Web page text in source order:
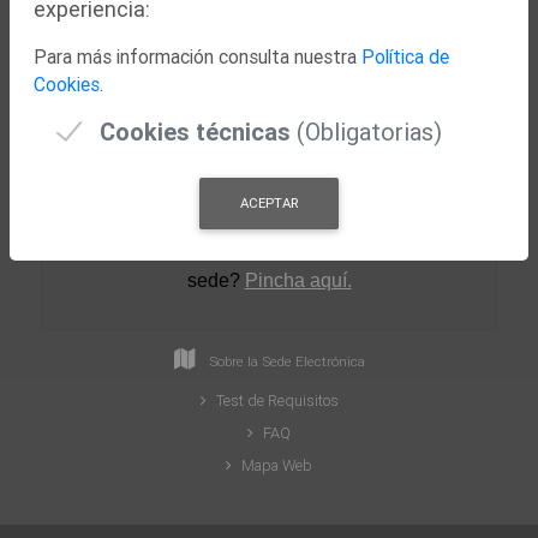
sede? Pincha aquí.
Sobre la Sede Electrónica
Test de Requisitos
FAQ
Mapa Web
experiencia:
Para más información consulta nuestra Política de
Cookies.
Cookies técnicas (Obligatorias)
ACEPTAR